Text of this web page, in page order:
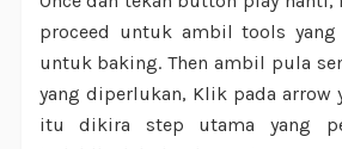
proceed untuk ambil tools
untuk baking. Then ambil pula
yang diperlukan, Klik pada arrow
itu dikira step utama yang